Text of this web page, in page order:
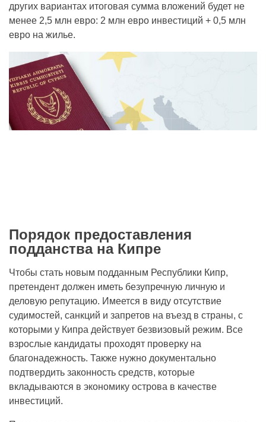
других вариантах итоговая сумма вложений будет не
менее 2,5 млн евро: 2 млн евро инвестиций + 0,5 млн
евро на жилье.
Порядок предоставления
подданства на Кипре
Чтобы стать новым подданным Республики Кипр,
претендент должен иметь безупречную личную и
деловую репутацию. Имеется в виду отсутствие
судимостей, санкций и запретов на въезд в страны, с
которыми у Кипра действует безвизовый режим. Все
взрослые кандидаты проходят проверку на
благонадежность. Также нужно документально
подтвердить законность средств, которые
вкладываются в экономику острова в качестве
инвестиций.